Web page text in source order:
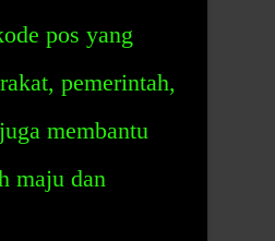
pos yang
pemerintah,
membantu
maju dan